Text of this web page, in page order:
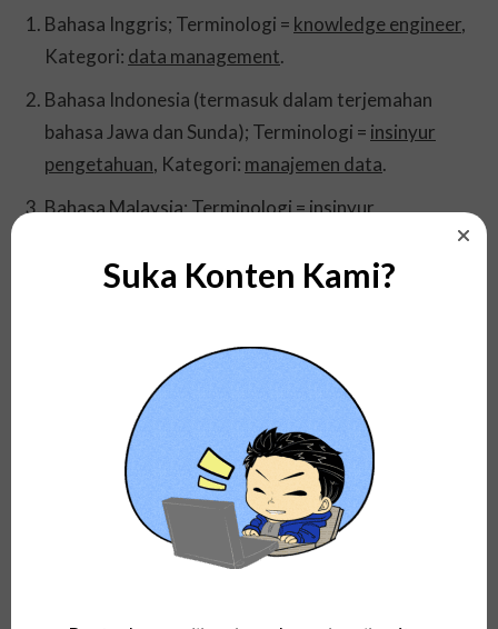
Bahasa Inggris; Terminologi = knowledge engineer,
Kategori: data management.
Bahasa Indonesia (termasuk dalam terjemahan
bahasa Jawa dan Sunda); Terminologi = insinyur
pengetahuan, Kategori: manajemen data.
Bahasa Malaysia; Terminologi =insinyur
Baiklah, di atas yakni pembahasan dan penjelasan
tentang apa itu arti dari knowledge engineer.
Semoga postingan artikel yang sudah Kami bagikan ini
dapat bermanfaat serta dapat menambah wawasan
Suka Konten Kami?